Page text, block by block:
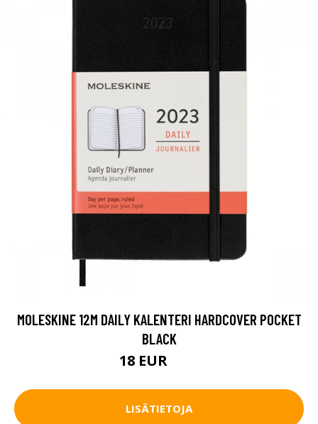
MOLESKINE 12M DAILY KALENTERI HARDCOVER POCKET
BLACK
18 EUR
LISÄTIETOJA